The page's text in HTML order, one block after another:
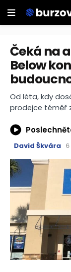
Čeká na
Below
Od léta, kdy
prodejce téměř
David Škvára